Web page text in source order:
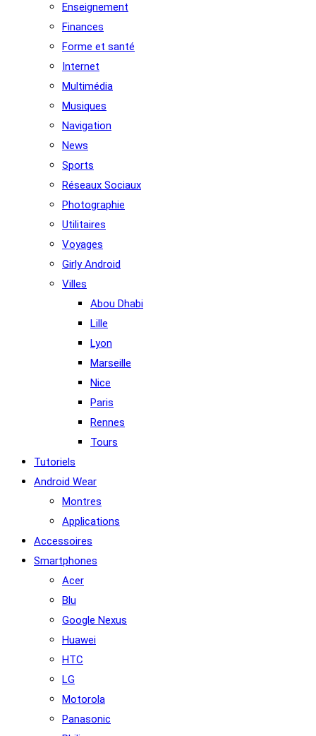
Enseignement
Finances
Forme et santé
Internet
Multimédia
Musiques
Navigation
News
Sports
Réseaux Sociaux
Photographie
Utilitaires
Voyages
Girly Android
Villes
Abou Dhabi
Lille
Lyon
Marseille
Nice
Paris
Rennes
Tours
Tutoriels
Android Wear
Montres
Applications
Accessoires
Smartphones
Acer
Blu
Google Nexus
Huawei
HTC
LG
Motorola
Panasonic